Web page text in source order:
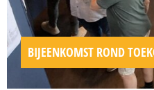
BIJEENKOMST ROND